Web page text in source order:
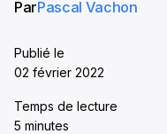
ParPascal Vachon
Publié le
02 février 2022
Temps de lecture
5 minutes